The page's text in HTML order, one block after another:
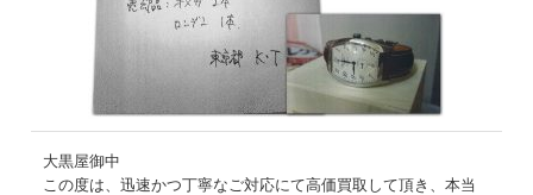
大黒屋御中
この度は、迅速かつ丁寧なご対応にて高価買取して頂き、本当